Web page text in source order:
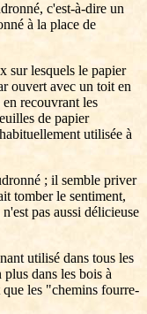
c'est-à-dire un
à la place de
sur lesquels le papier
ouvert avec un toit en
recouvrant les
de papier
utilisée à
; il semble priver
tomber le sentiment,
pas aussi délicieuse
utilisé dans tous les
plus dans les bois à
que les "chemins fourre-